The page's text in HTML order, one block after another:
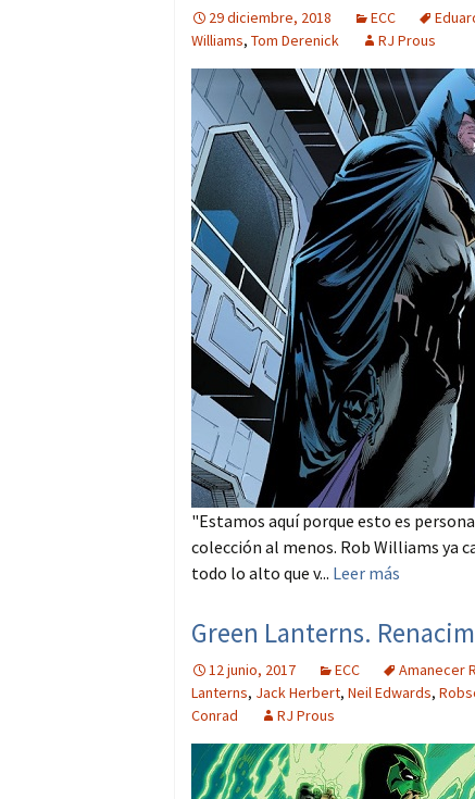
29 diciembre, 2018 ECC
Williams, Tom Derenick RJ Prous
"Estamos aquí porque esto es
colección al menos. Rob Williams ya
todo lo alto que v... Leer más
Green Lanterns.
12 junio, 2017 ECC Amanecer
Lanterns, Jack Herbert, Neil Edwards,
Conrad
RJ Prous